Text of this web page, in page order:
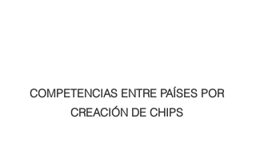
COMPETENCIAS ENTRE PAÍSES POR
CREACIÓN DE CHIPS